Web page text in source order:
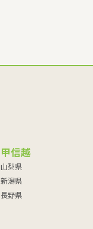
甲信越
山梨県
新潟県
長野県